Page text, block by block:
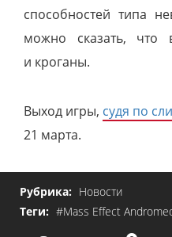
способностей типа
можно сказать, что
и кроганы.
Выход игры, судя по
21 марта.
Рубрика: Новости
Теги: #Mass Effect